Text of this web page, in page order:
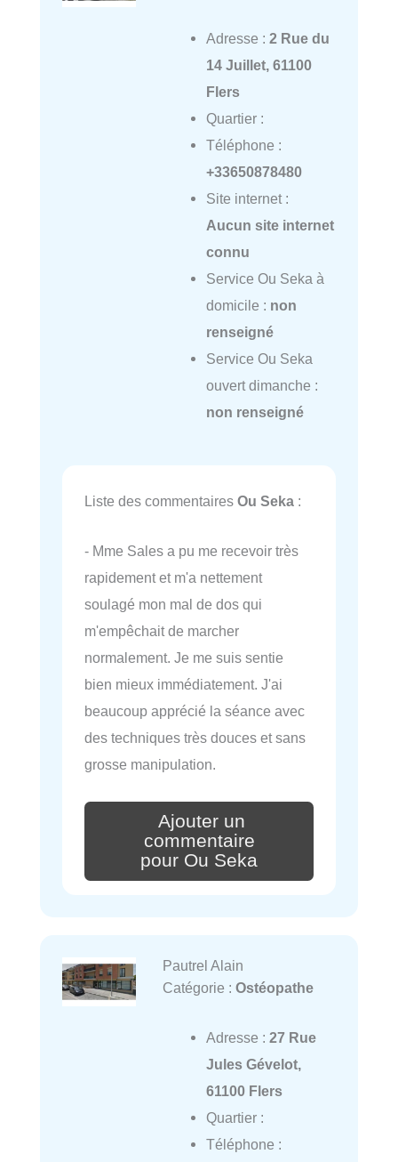
Adresse : 2 Rue du
14 Juillet, 61100
Flers
Quartier :
Téléphone :
+33650878480
Site internet :
Aucun site internet
connu
Service Ou Seka à
domicile : non
renseigné
Service Ou Seka
ouvert dimanche :
non renseigné
Liste des commentaires Ou Seka :
- Mme Sales a pu me recevoir très
rapidement et m'a nettement
soulagé mon mal de dos qui
m'empêchait de marcher
normalement. Je me suis sentie
bien mieux immédiatement. J'ai
beaucoup apprécié la séance avec
des techniques très douces et sans
grosse manipulation.
Ajouter un
commentaire
pour Ou Seka
Pautrel Alain
Catégorie : Ostéopathe
Adresse : 27 Rue
Jules Gévelot,
61100 Flers
Quartier :
Téléphone :